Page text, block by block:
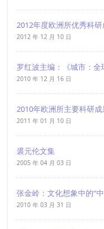
2012年度欧洲所优秀科
2012 年 12 月 10 日
罗红波主编：《城市：
2010 年 12 月 16 日
2010年欧洲所主要科研成
2011 年 01 月 10 日
裘元伦文集
2005 年 04 月 03 日
张金岭：文化想象中的“
2010 年 03 月 31 日